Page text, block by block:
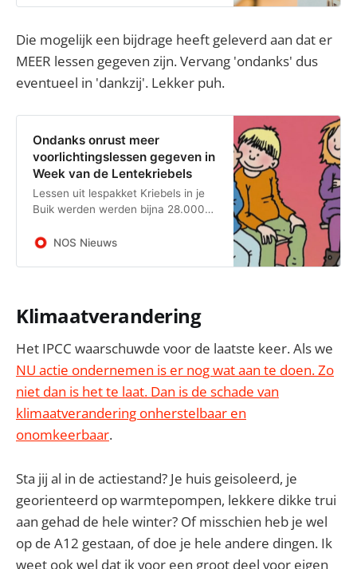
Die mogelijk een bijdrage heeft geleverd aan dat er
MEER lessen gegeven zijn. Vervang 'ondanks' dus
eventueel in 'dankzij'. Lekker puh.
Ondanks onrust meer
voorlichtingslessen gegeven in
Week van de Lentekriebels
Lessen uit lespakket Kriebels in je
Buik werden werden bijna 28.000
expertisecentrum Rutgers, die het
NOS Nieuws
Klimaatverandering
Het IPCC waarschuwde voor de laatste keer. Als we
NU actie ondernemen is er nog wat aan te doen. Zo
niet dan is het te laat. Dan is de schade van
klimaatverandering onherstelbaar en
onomkeerbaar.
Sta jij al in de actiestand? Je huis geisoleerd, je
georienteerd op warmtepompen, lekkere dikke trui
aan gehad de hele winter? Of misschien heb je wel
op de A12 gestaan, of doe je hele andere dingen. Ik
weet ook wel dat ik voor een groot deel voor eigen